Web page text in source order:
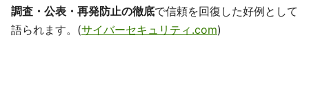
調査・公表・再発防止の徹底で信頼を回復した好例として
語られます。(サイバーセキュリティ.com)